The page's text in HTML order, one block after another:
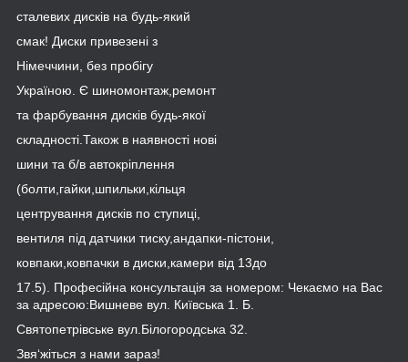
сталевих дисків на будь-який
смак! Диски привезені з
Німеччини, без пробігу
Україною. Є шиномонтаж,ремонт
та фарбування дисків будь-якої
складності.Також в наявності нові
шини та б/в автокріплення
(болти,гайки,шпильки,кільця
центрування дисків по ступиці,
вентиля під датчики тиску,андапки-пістони,
ковпаки,ковпачки в диски,камери від 13до
17.5). Професійна консультація за номером: Чекаємо на Вас
за адресою:Вишневе вул. Київська 1. Б.
Святопетрівське вул.Білогородська 32.
Звя‘жіться з нами зараз!